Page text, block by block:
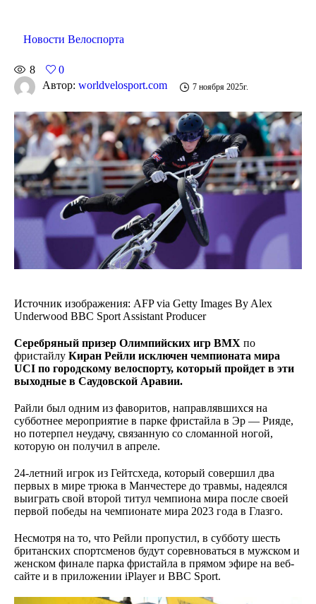
Новости Велоспорта
8
0
Автор: worldvelosport.com 7 ноября 2025г.
Источник изображения: AFP via Getty Images By Alex
Underwood BBC Sport Assistant Producer
Серебряный призер Олимпийских игр ВМХ по
фристайлу Киран Рейли исключен чемпионата мира
UCI по городскому велоспорту, который пройдет в эти
выходные в Саудовской Аравии.
Райли был одним из фаворитов, направлявшихся на
субботнее мероприятие в парке фристайла в Эр — Рияде,
но потерпел неудачу, связанную со сломанной ногой,
которую он получил в апреле.
24-летний игрок из Гейтсхеда, который совершил два
первых в мире трюка в Манчестере до травмы, надеялся
выиграть свой второй титул чемпиона мира после своей
первой победы на чемпионате мира 2023 года в Глазго.
Несмотря на то, что Рейли пропустил, в субботу шесть
британских спортсменов будут соревноваться в мужском и
женском финале парка фристайла в прямом эфире на веб-
сайте и в приложении iPlayer и BBC Sport.